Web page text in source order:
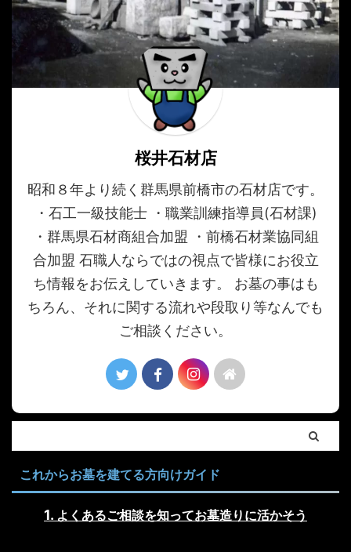
桜井石材店
昭和８年より続く群馬県前橋市の石材店です。
・石工一級技能士 ・職業訓練指導員(石材課)
・群馬県石材商組合加盟 ・前橋石材業協同組
合加盟 石職人ならではの視点で皆様にお役立
ち情報をお伝えしていきます。 お墓の事はも
ちろん、それに関する流れや段取り等なんでも
ご相談ください。
これからお墓を建てる方向けガイド
よくあるご相談を知ってお墓造りに活かそう